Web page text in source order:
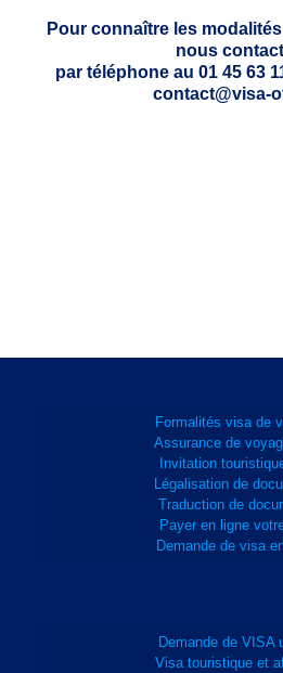
Pour connaître les
nous
par téléphone au 01 45 63
contact@visa-
Formalités visa de
Assurance de
Invitation
Légalisation de
Traduction de
Payer en ligne
Demande de visa
Demande de VISA
Visa touristique et